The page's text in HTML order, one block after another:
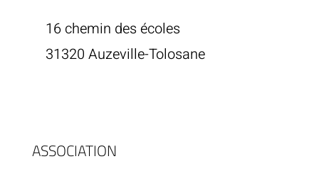
16 chemin des écoles
31320 Auzeville-Tolosane
ASSOCIATION